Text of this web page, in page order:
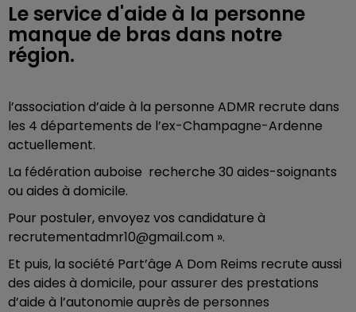
Le service d'aide à la personne
manque de bras dans notre
région.
l’association d’aide à la personne ADMR recrute dans
les 4 départements de l’ex-Champagne-Ardenne
actuellement.
La fédération auboise recherche 30 aides-soignants
ou aides à domicile.
Pour postuler, envoyez vos candidature à
recrutementadmr10@gmail.com ».
Et puis, la société Part’âge A Dom Reims recrute aussi
des aides à domicile, pour assurer des prestations
d’aide à l’autonomie auprès de personnes